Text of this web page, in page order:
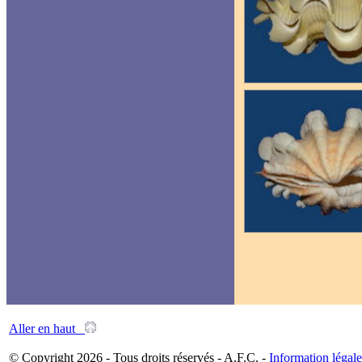
Aller en haut
© Copyright 2026 - Tous droits réservés - A.F.C. - Information légale